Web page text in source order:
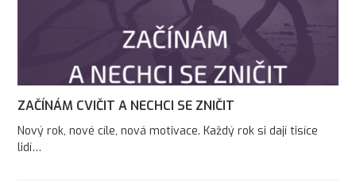
ZAČÍNÁM CVIČIT A NECHCI SE ZNIČIT
Nový rok, nové cíle, nová motivace. Každý rok si dají tisíce
lidí…